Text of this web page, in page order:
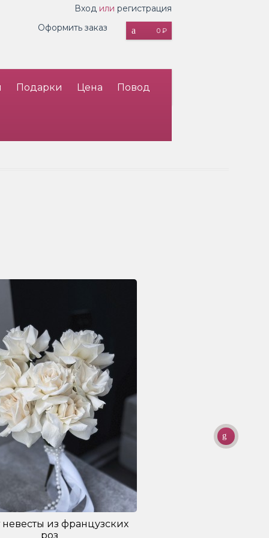
Вход или регистрация
0 ₽
Оформить заказ
Подарки Цена Повод
невесты из французских
роз